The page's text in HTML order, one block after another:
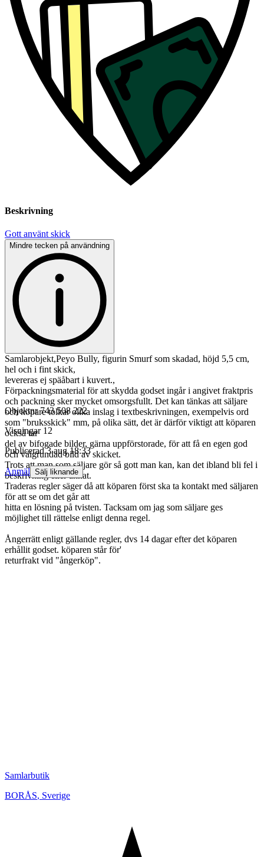
Beskrivning
Gott använt skick
Mindre tecken på användning
Samlarobjekt,Peyo Bully, figurin Smurf som skadad, höjd 5,5 cm,
hel och i fint skick,
levereras ej späåbart i kuvert.,
Förpackningsmaterial för att skydda godset ingår i angivet fraktpris
och packning sker mycket omsorgsfullt. Det kan tänkas att säljare
och köpare tolkar olika inslag i textbeskrivningen, exempelvis ord
som "bruksskick" mm, på olika sätt, det är därför viktigt att köparen
också tar
del av bifogade bilder, gärna uppförstorade, för att få en egen god
och välgrundad bild av skicket.
Trots att man som säljare gör så gott man kan, kan det ibland bli fel i
beskrivning eller annat.
Traderas regler säger då att köparen först ska ta kontakt med säljaren
för att se om det går att
hitta en lösning på tvisten. Tacksam om jag som säljare ges
möjlighet till rättelse enligt denna regel.
Ångerrätt enligt gällande regler, dvs 14 dagar efter det köparen
erhållit godset. köparen står för'
returfrakt vid "ångerköp".
Objektnr 743 508 222
Visningar 12
Publicerad 3 aug 18:33
Anmäl Sälj liknande
Samlarbutik
BORÅS, Sverige